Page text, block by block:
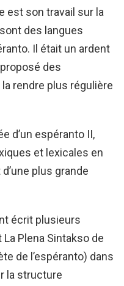
est son travail sur la
des langues
Il était un ardent
des
rendre plus régulière
d’un espéranto II,
et lexicales en
plus grande
écrit plusieurs
Plena Sintakso de
de l’espéranto) dans
la structure